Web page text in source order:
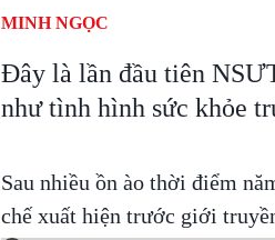
MINH NGỌC
Đây là lần đầu tiên
như tình hình sức khỏe
Sau nhiều ồn ào thời điểm
chế xuất hiện trước giới